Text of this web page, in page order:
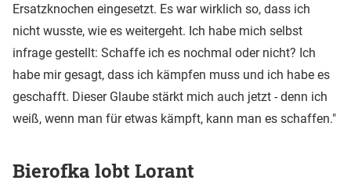
Ersatzknochen eingesetzt. Es war wirklich so, dass ich
nicht wusste, wie es weitergeht. Ich habe mich selbst
infrage gestellt: Schaffe ich es nochmal oder nicht? Ich
habe mir gesagt, dass ich kämpfen muss und ich habe es
geschafft. Dieser Glaube stärkt mich auch jetzt - denn ich
weiß, wenn man für etwas kämpft, kann man es schaffen."
Bierofka lobt Lorant